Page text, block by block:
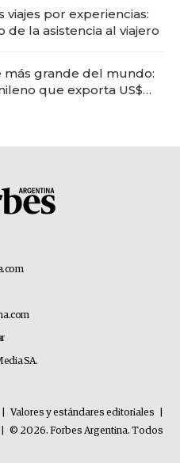
viajes por experiencias:
la asistencia al viajero
más grande del mundo:
que exporta US$
SA.
Valores y estándares editoriales
© 2026. Forbes Argentina. Todos